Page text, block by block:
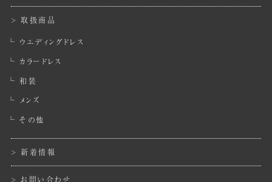
取扱商品
ウエディングドレス
カラードレス
和装
メンズ
その他
新着情報
お問い合わせ